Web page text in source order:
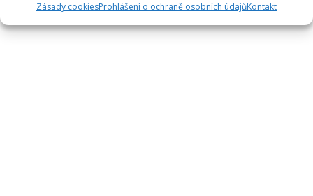
Zásady cookiesProhlášení o ochraně osobních údajůKontakt